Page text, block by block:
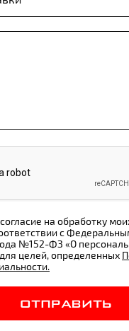
на обработку
с
№152-ФЗ «О
целей, определенных
ОТПРАВИТЬ